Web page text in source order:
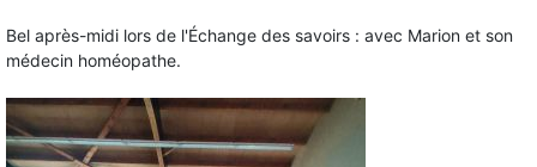
Bel après-midi lors de l'Échange des savoirs : avec Marion et son
médecin homéopathe.